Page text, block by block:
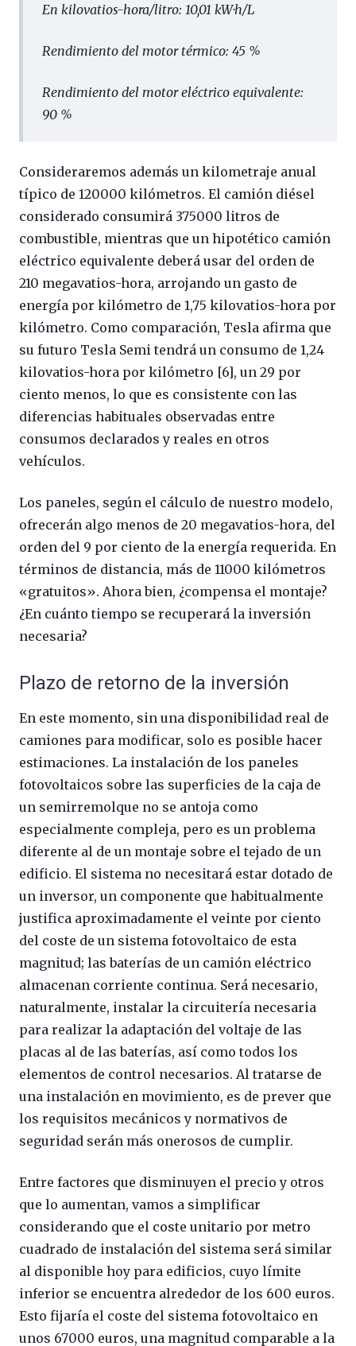
En kilovatios-hora/litro: 10,01 kW·h/L
Rendimiento del motor térmico: 45 %
Rendimiento del motor eléctrico equivalente:
90 %
Consideraremos además un kilometraje anual
típico de 120000 kilómetros. El camión diésel
considerado consumirá 375000 litros de
combustible, mientras que un hipotético camión
eléctrico equivalente deberá usar del orden de
210 megavatios-hora, arrojando un gasto de
energía por kilómetro de 1,75 kilovatios-hora por
kilómetro. Como comparación, Tesla afirma que
su futuro Tesla Semi tendrá un consumo de 1,24
kilovatios-hora por kilómetro [6], un 29 por
ciento menos, lo que es consistente con las
diferencias habituales observadas entre
consumos declarados y reales en otros
vehículos.
Los paneles, según el cálculo de nuestro modelo,
ofrecerán algo menos de 20 megavatios-hora, del
orden del 9 por ciento de la energía requerida. En
términos de distancia, más de 11000 kilómetros
«gratuitos». Ahora bien, ¿compensa el montaje?
¿En cuánto tiempo se recuperará la inversión
necesaria?
Plazo de retorno de la inversión
En este momento, sin una disponibilidad real de
camiones para modificar, solo es posible hacer
estimaciones. La instalación de los paneles
fotovoltaicos sobre las superficies de la caja de
un semirremolque no se antoja como
especialmente compleja, pero es un problema
diferente al de un montaje sobre el tejado de un
edificio. El sistema no necesitará estar dotado de
un inversor, un componente que habitualmente
justifica aproximadamente el veinte por ciento
del coste de un sistema fotovoltaico de esta
magnitud; las baterías de un camión eléctrico
almacenan corriente continua. Será necesario,
naturalmente, instalar la circuitería necesaria
para realizar la adaptación del voltaje de las
placas al de las baterías, así como todos los
elementos de control necesarios. Al tratarse de
una instalación en movimiento, es de prever que
los requisitos mecánicos y normativos de
seguridad serán más onerosos de cumplir.
Entre factores que disminuyen el precio y otros
que lo aumentan, vamos a simplificar
considerando que el coste unitario por metro
cuadrado de instalación del sistema será similar
al disponible hoy para edificios, cuyo límite
inferior se encuentra alrededor de los 600 euros.
Esto fijaría el coste del sistema fotovoltaico en
unos 67000 euros, una magnitud comparable a la